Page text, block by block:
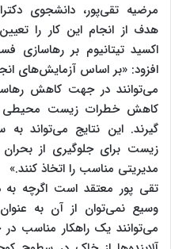
مرضیه تقی‌پور، دانشجوی
هدف از انجام این کار را تعیین
اکسید تیتانیوم بر رهاسازی
افزود: «بر اساس آزمایش‌های
می‌توانند در جهت کاهش
کاهش خطرات زیست محیطی
گیرند. این نتایج می‌تواند
زیست برای جلوگیری از
مدیریتی مناسب را اتخاذ کنند.»
تقی پور معتقد است اگرچه به
وسیع نمی‌توان از آن به عنوان
می‌توانند یک راهکار مناسب